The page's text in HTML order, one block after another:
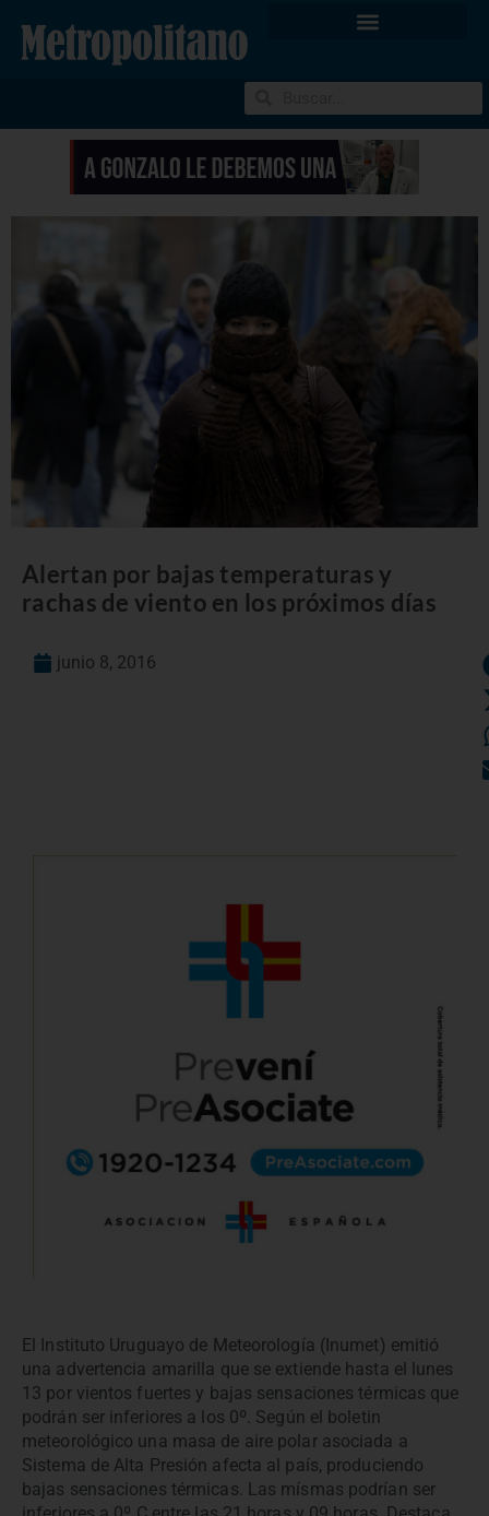
Alertan por bajas temperaturas y
rachas de viento en los próximos días
junio 8, 2016
El Instituto Uruguayo de Meteorología (Inumet) emitió
una advertencia amarilla que se extiende hasta el lunes
13 por vientos fuertes y bajas sensaciones térmicas que
podrán ser inferiores a los 0º. Según el boletin
meteorológico una masa de aire polar asociada a
Sistema de Alta Presión afecta al país, produciendo
bajas sensaciones térmicas. Las mísmas podrían ser